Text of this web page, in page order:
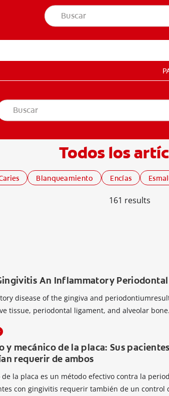
DEL PACIENTE
CONFIGURACIÓN DE LA CUENTA
DEL PACIENTE
Todos los
Blanqueamiento Encías
161 results
An Inflammatory Periodontal
disease of the gingiva and
tissue, periodontal ligament, and alveolar bone.
y mecánico de la placa: Sus
requerir de ambos
de la placa es un método efectivo contra la
con gingivitis requerir también de un control